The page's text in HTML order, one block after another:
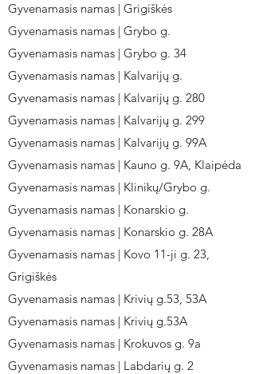
Gyvenamasis namas | Grigiškės
Gyvenamasis namas | Grybo g.
Gyvenamasis namas | Grybo g. 34
Gyvenamasis namas | Kalvarijų g.
Gyvenamasis namas | Kalvarijų g. 280
Gyvenamasis namas | Kalvarijų g. 299
Gyvenamasis namas | Kalvarijų g. 99A
Gyvenamasis namas | Kauno g. 9A, Klaipėda
Gyvenamasis namas | Klinikų/Grybo g.
Gyvenamasis namas | Konarskio g.
Gyvenamasis namas | Konarskio g. 28A
Gyvenamasis namas | Kovo 11-ji g. 23,
Grigiškės
Gyvenamasis namas | Krivių g.53, 53A
Gyvenamasis namas | Krivių g.53A
Gyvenamasis namas | Krokuvos g. 9a
Gyvenamasis namas | Labdarių g. 2